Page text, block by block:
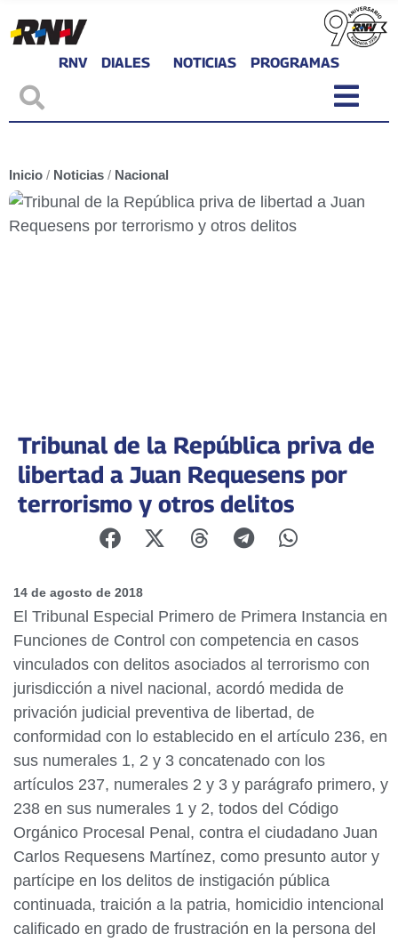
RNV DIALES NOTICIAS PROGRAMAS
Inicio / Noticias / Nacional
Tribunal de la República priva de
libertad a Juan Requesens por
terrorismo y otros delitos
14 de agosto de 2018
El Tribunal Especial Primero de Primera Instancia en
Funciones de Control con competencia en casos
vinculados con delitos asociados al terrorismo con
jurisdicción a nivel nacional, acordó medida de
privación judicial preventiva de libertad, de
conformidad con lo establecido en el artículo 236, en
sus numerales 1, 2 y 3 concatenado con los
artículos 237, numerales 2 y 3 y parágrafo primero, y
238 en sus numerales 1 y 2, todos del Código
Orgánico Procesal Penal, contra el ciudadano Juan
Carlos Requesens Martínez, como presunto autor y
partícipe en los delitos de instigación pública
continuada, traición a la patria, homicidio intencional
calificado en grado de frustración en la persona del